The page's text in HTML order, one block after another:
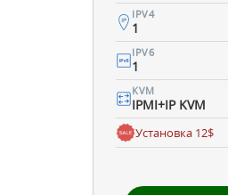
IPV4
1
IPV6
1
KVM
IPMI+IP KVM
Установка 12$